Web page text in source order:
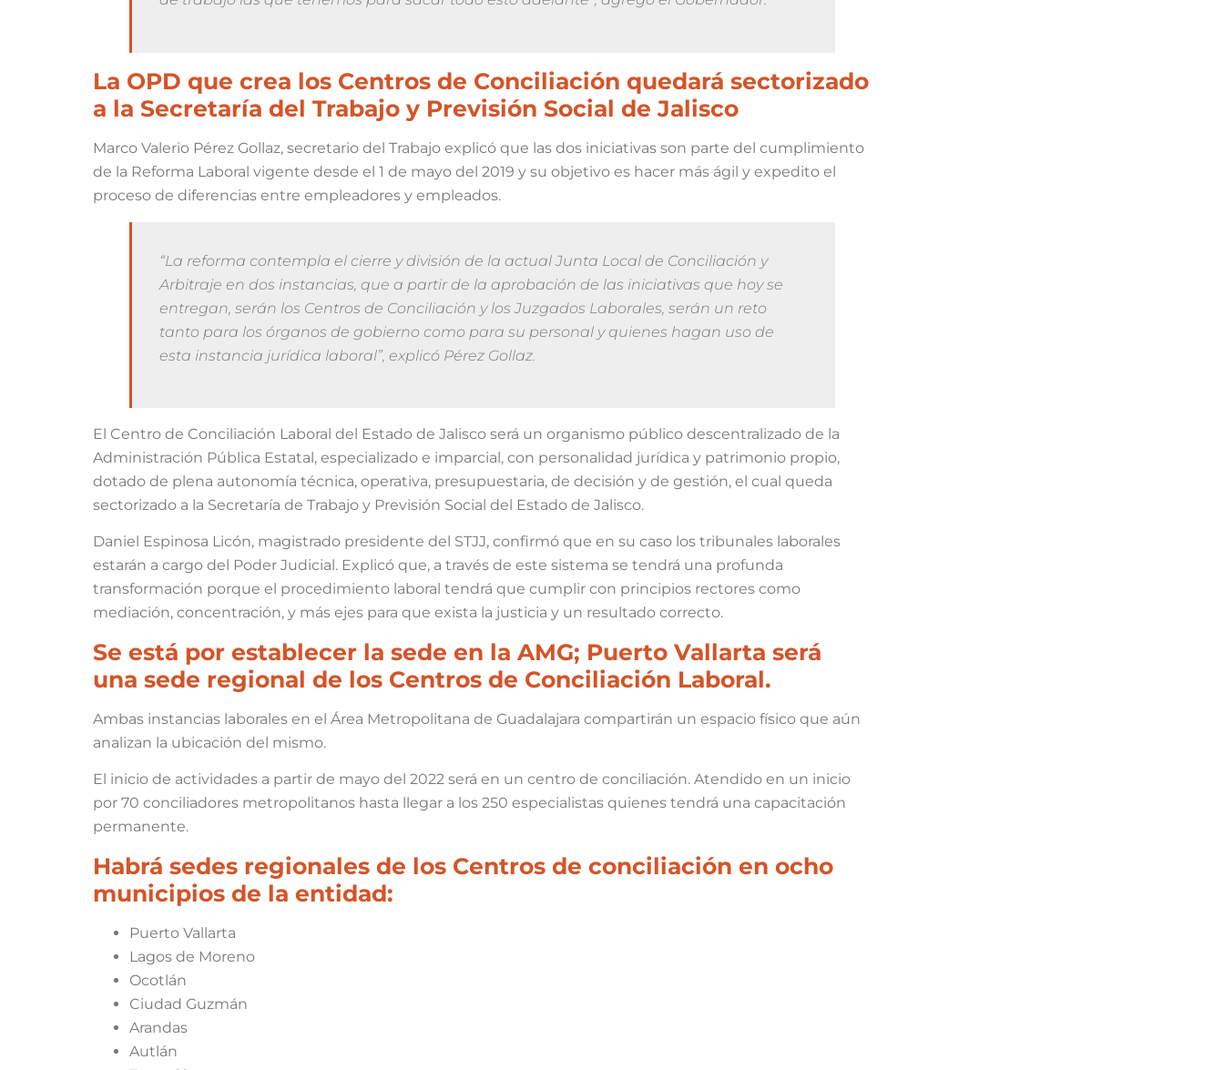
La OPD que crea los Centros de Conciliación quedará sectorizado
a la Secretaría del Trabajo y Previsión Social de Jalisco
Marco Valerio Pérez Gollaz, secretario del Trabajo explicó que las dos iniciativas son parte del cumplimiento
de la Reforma Laboral vigente desde el 1 de mayo del 2019 y su objetivo es hacer más ágil y expedito el
proceso de diferencias entre empleadores y empleados.
“La reforma contempla el cierre y división de la actual Junta Local de Conciliación y
Arbitraje en dos instancias, que a partir de la aprobación de las iniciativas que hoy se
entregan, serán los Centros de Conciliación y los Juzgados Laborales, serán un reto
tanto para los órganos de gobierno como para su personal y quienes hagan uso de
esta instancia jurídica laboral”, explicó Pérez Gollaz.
El Centro de Conciliación Laboral del Estado de Jalisco será un organismo público descentralizado de la
Administración Pública Estatal, especializado e imparcial, con personalidad jurídica y patrimonio propio,
dotado de plena autonomía técnica, operativa, presupuestaria, de decisión y de gestión, el cual queda
sectorizado a la Secretaría de Trabajo y Previsión Social del Estado de Jalisco.
Daniel Espinosa Licón, magistrado presidente del STJJ, confirmó que en su caso los tribunales laborales
estarán a cargo del Poder Judicial. Explicó que, a través de este sistema se tendrá una profunda
transformación porque el procedimiento laboral tendrá que cumplir con principios rectores como
mediación, concentración, y más ejes para que exista la justicia y un resultado correcto.
Se está por establecer la sede en la AMG; Puerto Vallarta será
una sede regional de los Centros de Conciliación Laboral.
Ambas instancias laborales en el Área Metropolitana de Guadalajara compartirán un espacio físico que aún
analizan la ubicación del mismo.
El inicio de actividades a partir de mayo del 2022 será en un centro de conciliación. Atendido en un inicio
por 70 conciliadores metropolitanos hasta llegar a los 250 especialistas quienes tendrá una capacitación
permanente.
Habrá sedes regionales de los Centros de conciliación en ocho
municipios de la entidad:
Puerto Vallarta
Lagos de Moreno
Ocotlán
Ciudad Guzmán
Arandas
Autlán